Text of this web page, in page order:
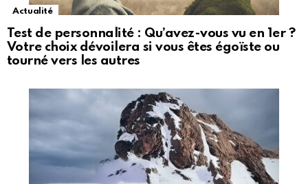
Actualité
Test de personnalité : Qu’avez-vous vu en 1er ?
Votre choix dévoilera si vous êtes égoïste ou
tourné vers les autres